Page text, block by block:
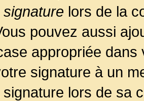
lors de la
pouvez aussi
appropriée
signature à un
lors de sa